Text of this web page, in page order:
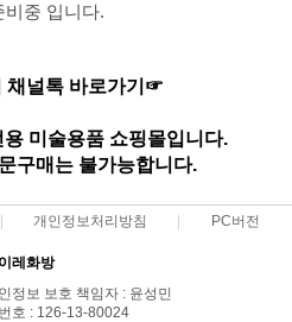
비중 입니다.
채널톡 바로가기☞
미술용품 쇼핑몰입니다.
구매는 불가능합니다.
개인정보처리방침 PC버전
이레화방
정보 보호 책임자 : 윤성민
호 : 126-13-80024